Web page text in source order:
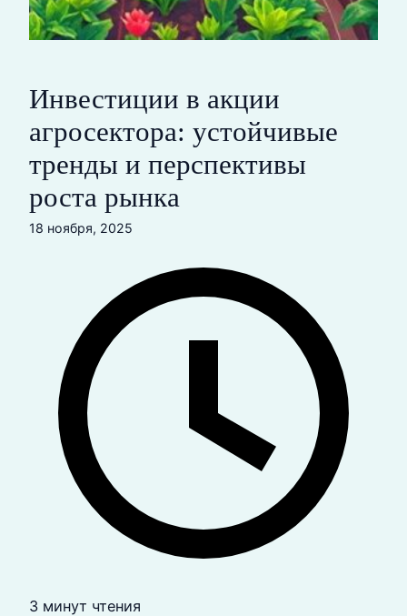
Инвестиции в акции
агросектора: устойчивые
тренды и перспективы
роста рынка
18 ноября, 2025
3 минут чтения